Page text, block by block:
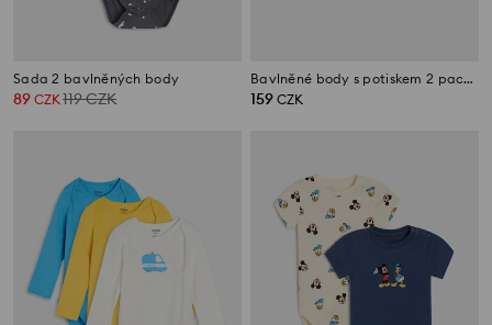
Sada 2 bavlněných body
89 CZK119CZK
Bavlněné body s potiskem 2 pack Mickey and Donald
159 CZK